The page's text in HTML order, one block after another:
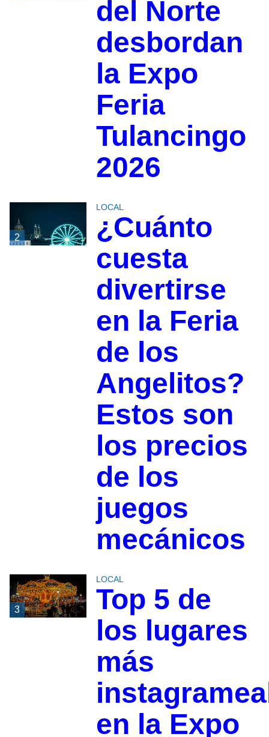
del Norte
desbordan
la Expo
Feria
Tulancingo
2026
2
LOCAL
¿Cuánto
cuesta
divertirse
en la Feria
de los
Angelitos?
Estos son
los precios
de los
juegos
mecánicos
3
LOCAL
Top 5 de
los lugares
más
en la Expo